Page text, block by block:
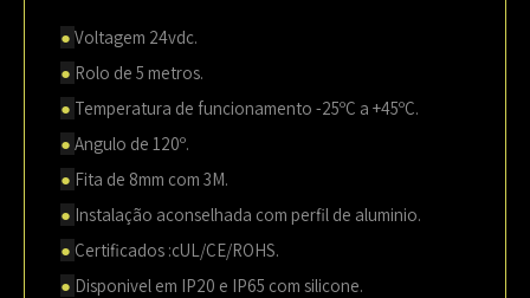
● Voltagem 24vdc.
● Rolo de 5 metros.
● Temperatura de funcionamento -25ºC a +45ºC.
● Angulo de 120º.
● Fita de 8mm com 3M.
● Instalação aconselhada com perfil de aluminio.
● Certificados :cUL/CE/ROHS.
● Disponivel em IP20 e IP65 com silicone.